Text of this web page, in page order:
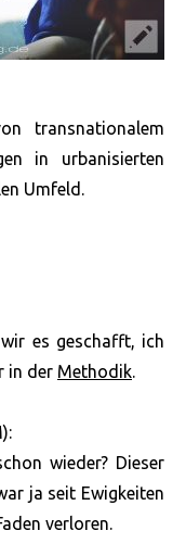
transnationalem
in urbanisierten
Umfeld.
wir es geschafft, ich
in der Methodik.
wieder? Dieser
ja seit Ewigkeiten
verloren.